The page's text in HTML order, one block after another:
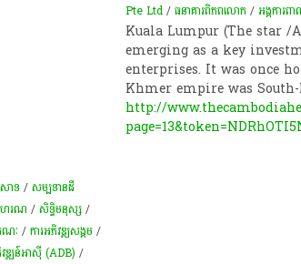
Pte Ltd/ធនាគារពិភពលោក/អង្គការ​
Kuala Lumpur (The star
emerging as a key
enterprises. It was once
Khmer empire was
http://
ាទ​/សម្បទានដី
ហរណ /សិទ្ធិមនុស្ស/
ណៈ /ការ​អភិវឌ្ឍ​សង្គម/
ឌ្ឍន៍អាស៊ី (ADB) /